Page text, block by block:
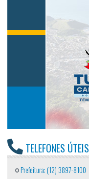
TELEFONES ÚTEIS
Prefeitura: (12) 3897-8100